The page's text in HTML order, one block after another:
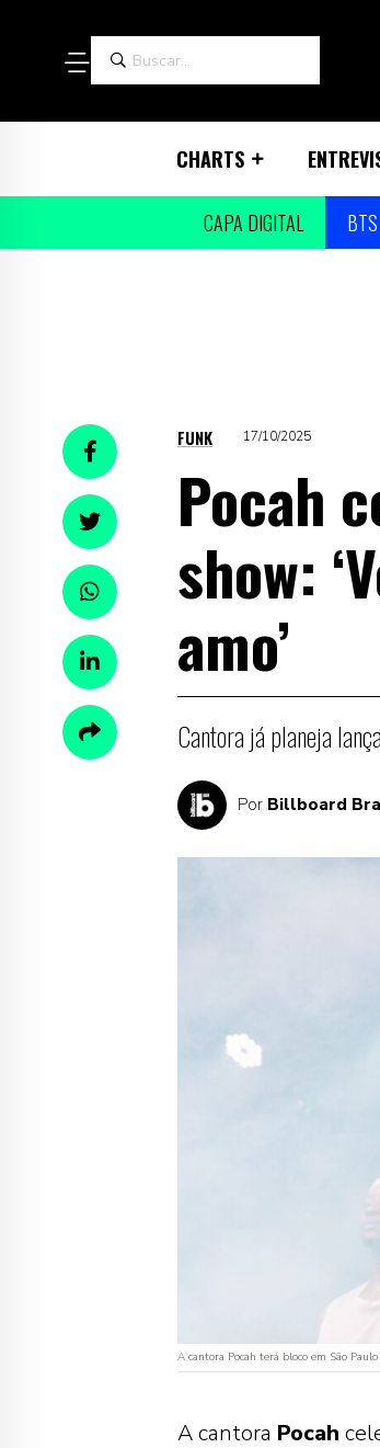
CHARTS
CAPA DIGITAL BTS
FUNK 17/10/2025
Pocah
show:
amo’
Cantora já planeja
Por Billboard
A cantora Pocah terá bloco em São
A cantora Pocah